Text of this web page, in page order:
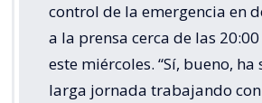
control de la emergencia en
a la prensa cerca de las
este miércoles. “Sí, bueno, ha
larga jornada trabajando